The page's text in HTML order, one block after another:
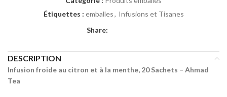
Étiquettes : emballes, Infusions et Tisanes
Share:
DESCRIPTION
Infusion froide au citron et à la menthe, 20 Sachets – Ahmad
Tea